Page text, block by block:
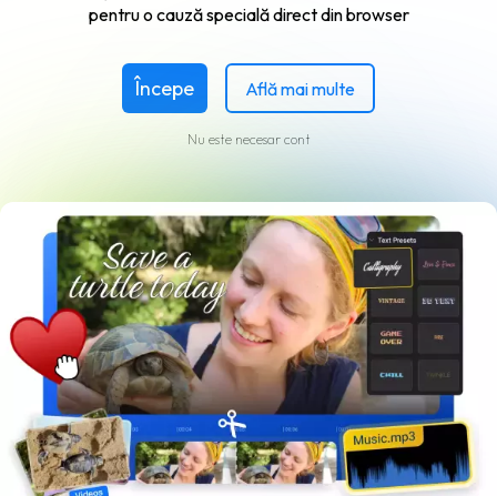
pentru o cauză specială direct din browser
Începe Află mai multe
Nu este necesar cont